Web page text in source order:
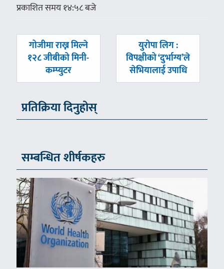
प्रकाशित समय १४:५८ बजे
पछिल्लाे
-
गोजीमा राख्न मिल्ने
१२८ जीबीको मिनी-
कम्प्युटर
अघिल्लाे
-
युरोपा लिग :
विपक्षीको ‘दुर्भाग्य’ले
सेभियालाई उपाधि
प्रतिक्रिया दिनुहोस्
सम्बन्धित शीर्षकहरु